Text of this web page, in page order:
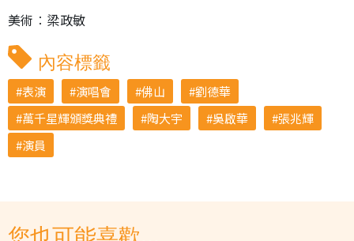
美術︰梁政敏
內容標籤
表演 演唱會 佛山
劉德華
萬千星輝頒獎典禮
陶大宇 吳啟華
張兆輝
演員